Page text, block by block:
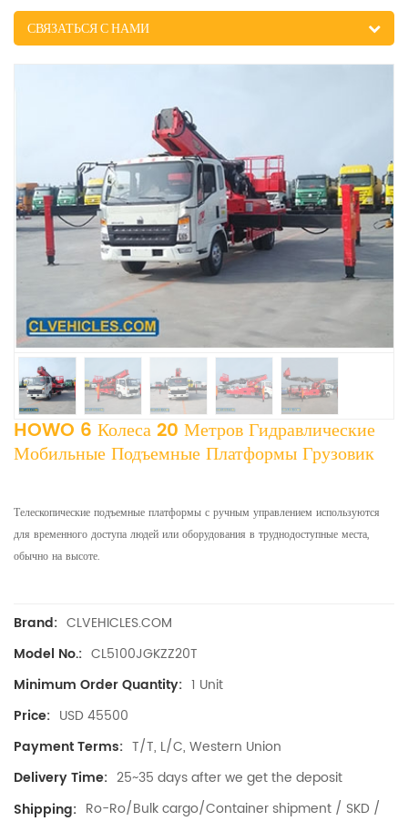
СВЯЗАТЬСЯ С НАМИ
HOWO 6 Колеса 20 Метров Гидравлические
Мобильные Подъемные Платформы Грузовик
Телескопические подъемные платформы с ручным управлением используются
для временного доступа людей или оборудования в труднодоступные места,
обычно на высоте.
Brand: CLVEHICLES.COM
Model No.: CL5100JGKZZ20T
Minimum Order Quantity: 1 Unit
Price: USD 45500
Payment Terms: T/T, L/C, Western Union
Delivery Time: 25~35 days after we get the deposit
Shipping: Ro-Ro/Bulk cargo/Container shipment / SKD /